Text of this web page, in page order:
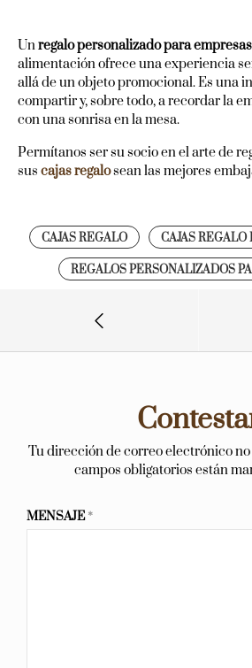
Unregalo personalizado para empresas
alimentación ofrece una experiencia
allá de un objeto promocional. Es una
compartir y, sobre todo, a recordar la
con una sonrisa en la mesa.
Permítanos ser su socio en el arte de
sus cajas regalosean las mejores
CAJAS REGALO CAJAS
REGALOS PERSONALIZADOS
Tu dirección de correo electrónico
campos obligatorios están
MENSAJE*